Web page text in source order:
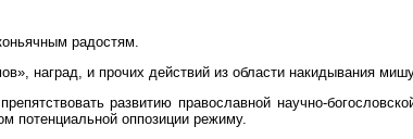
радостям.
наград, и прочих действий из области накидывания
развитию православной научно-
потенциальной оппозиции режиму.